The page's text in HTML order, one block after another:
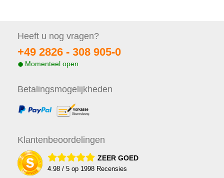
Heeft u nog vragen?
+49 2826 - 308 905-0
Momenteel open
Betalingsmogelijkheden
Klantenbeoordelingen
ZEER GOED
4.98 / 5 op 1998 Recensies